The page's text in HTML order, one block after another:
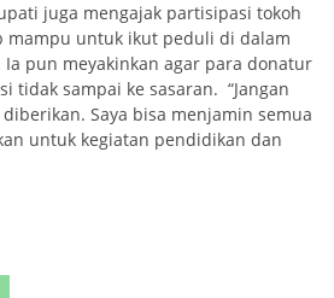
juga mengajak partisipasi tokoh
mampu untuk ikut peduli di dalam
pun meyakinkan agar para donatur
tidak sampai ke sasaran. “Jangan
Saya bisa menjamin semua
untuk kegiatan pendidikan dan